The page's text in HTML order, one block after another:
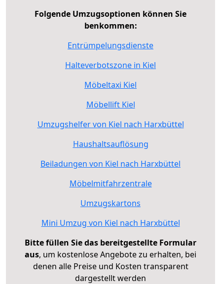
Folgende Umzugsoptionen können Sie
benkommen:
Entrümpelungsdienste
Halteverbotszone in Kiel
Möbeltaxi Kiel
Möbellift Kiel
Umzugshelfer von Kiel nach Harxbüttel
Haushaltsauflösung
Beiladungen von Kiel nach Harxbüttel
Möbelmitfahrzentrale
Umzugskartons
Mini Umzug von Kiel nach Harxbüttel
Bitte füllen Sie das bereitgestellte Formular
aus, um kostenlose Angebote zu erhalten, bei
denen alle Preise und Kosten transparent
dargestellt werden